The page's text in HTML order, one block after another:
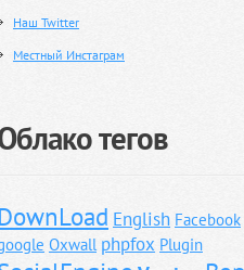
Наш Twitter
Местный Инстаграм
тегов
DownLoad English Facebook
Oxwall phpfox Plugin